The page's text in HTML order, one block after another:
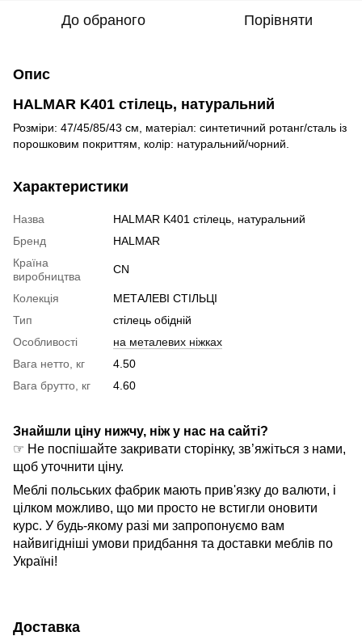
До обраного Порівняти
Опис
HALMAR K401 стілець, натуральний
Розміри: 47/45/85/43 см, матеріал: синтетичний ротанг/сталь із
порошковим покриттям, колір: натуральний/чорний.
Характеристики
Назва
HALMAR K401 стілець, натуральний
Бренд
HALMAR
Країна
виробництва
CN
Колекція
МЕТАЛЕВІ СТІЛЬЦІ
Тип
стілець обідній
Особливості
на металевих ніжках
Вага нетто, кг
4.50
Вага брутто, кг
4.60
Знайшли ціну нижчу, ніж у нас на сайті?
☞ Не поспішайте закривати сторінку, зв’яжіться з нами,
щоб уточнити ціну.
Меблі польських фабрик мають прив'язку до валюти, і
цілком можливо, що ми просто не встигли оновити
курс. У будь-якому разі ми запропонуємо вам
найвигідніші умови придбання та доставки меблів по
Україні!
Доставка